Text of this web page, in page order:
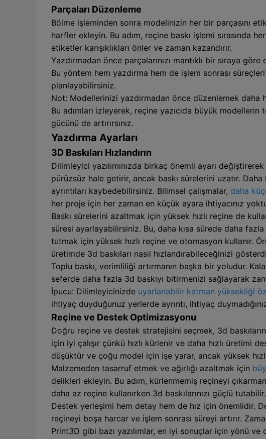
Parçaları Düzenleme
Bölme işleminden sonra modelinizin her bir parçasını
harfler ekleyin. Bu adım, reçine baskı işlemi sırasında
etiketler karışıklıkları önler ve zaman kazandırır.
Yazdırmadan önce parçalarınızı mantıklı bir sıraya
Bu yöntem hem yazdırma hem de işlem sonrası süreçleri
planlayabilirsiniz.
Not: Modellerinizi yazdırmadan önce düzenlemek daha
Bu adımları izleyerek, reçine yazıcıda büyük
gücünü de artırırsınız.
Yazdırma Ayarları
3D Baskıları Hızlandırın
Dilimleyici yazılımınızda birkaç önemli ayarı
pürüzsüz hale getirir, ancak baskı sürelerini uzatır.
ayrıntıları kaybedebilirsiniz. Bilimsel çalışmalar, daha
her proje için her zaman en küçük ayara ihtiyacınız
Baskı sürelerini azaltmak için yüksek hızlı reçine de
süresi ayarlayabilirsiniz. Bu, daha kısa sürede daha fazla
tutmak için yüksek hızlı reçine ve otomasyon kullanır.
üretimde 3d baskıları nasıl hızlandırabileceğinizi
Toplu baskı, verimliliği artırmanın başka bir yoludur.
seferde daha fazla 3d baskıyı bitirmenizi sağlayarak
İpucu: Dilimleyicinizde uyarlanabilir katman yüksekliği
ihtiyaç duyduğunuz yerlerde ayrıntı, ihtiyaç
Reçine ve Destek Optimizasyonu
Doğru reçine ve destek stratejisini seçmek, 3d
için iyi çalışır çünkü hızlı kürlenir ve daha hızlı
düşüktür ve çoğu model için işe yarar, ancak yüksek
Malzemeden tasarruf etmek ve ağırlığı azaltmak için
delikleri ekleyin. Bu adım, kürlenmemiş reçineyi
daha az reçine kullanırken 3d baskılarınızı güçlü tutabilir.
Destek yerleşimi hem detay hem de hız için önemlidir.
reçineyi boşa harcar ve işlem sonrası süreyi artırır.
Print3D gibi bazı yazılımlar, en iyi sonuçlar için yönü ve